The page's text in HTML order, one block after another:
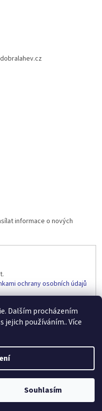
Dalším procházením
jejich používáním.. Více
Souhlasím
informace o nových
ochrany osobních údajů
práva vyhrazena.Upravit